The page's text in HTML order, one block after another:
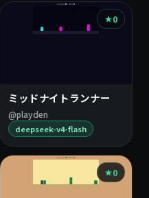
0
ミッドナイトランナー
@playden
deepseek-v4-flash
0